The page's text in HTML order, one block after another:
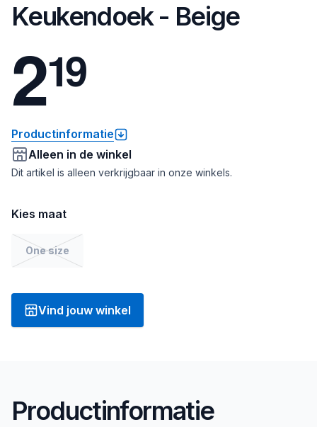
Keukendoek - Beige
219
Productinformatie
Alleen in de winkel
Dit artikel is alleen verkrijgbaar in onze winkels.
Kies maat
One size
Vind jouw winkel
Productinformatie